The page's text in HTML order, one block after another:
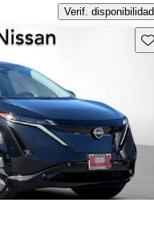
Verif. disponibilidad